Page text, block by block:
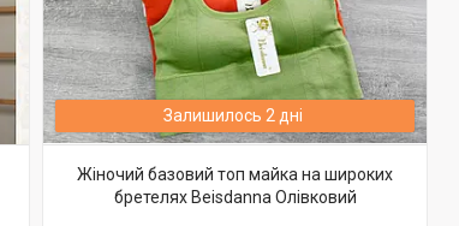
Залишилось 2 дні
Жіночий базовий топ майка на широких
бретелях Beisdanna Олівковий